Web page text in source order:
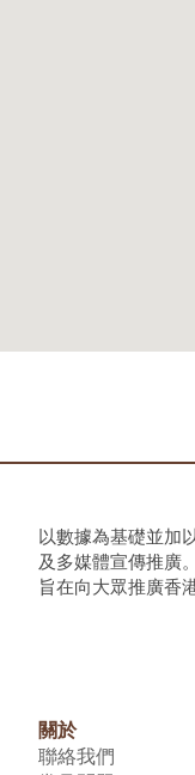
以數據為基礎並加
及多媒體宣傳推廣。
旨在向大眾推廣香
關於
聯絡我們